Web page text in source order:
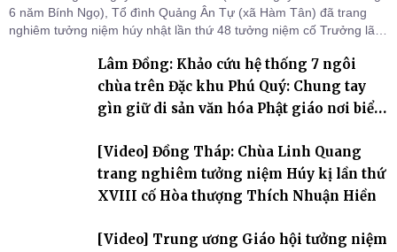
6 năm Bính Ngọ), Tổ đình Quảng Ân Tự (xã Hàm Tân) đã trang
nghiêm tưởng niệm húy nhật lần thứ 48 tưởng niệm cố Trưởng lão
Chư Tôn đức Tăng Ni, môn đồ pháp quyến cùng đông đảo thiện tín
Phật tử đã đồng vân tập về đạo tràng, th
Lâm Đồng: Khảo cứu hệ thống 7 ngôi
chùa trên Đặc khu Phú Quý: Chung tay
gìn giữ di sản văn hóa Phật giáo nơi biển
[Video] Đồng Tháp: Chùa Linh Quang
trang nghiêm tưởng niệm Húy kị lần thứ
XVIII cố Hòa thượng Thích Nhuận Hiền
[Video] Trung ương Giáo hội tưởng niệm